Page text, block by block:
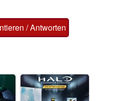
/ Antworten